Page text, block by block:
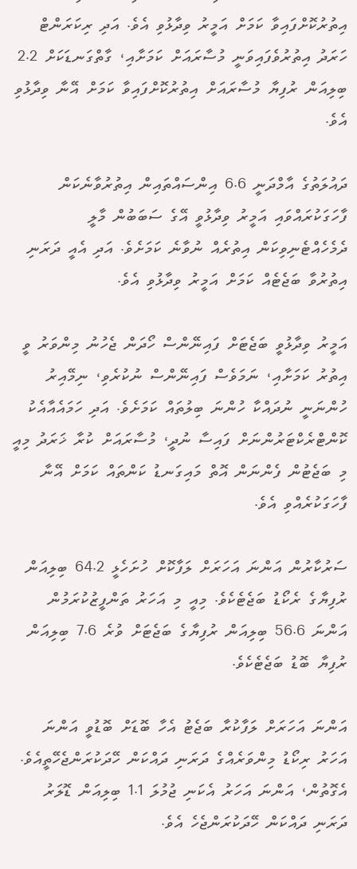
އިތުރުކޮށްފައިވާ ކަމަށް އަމީރު ވިދާޅުވި އެވެ. އަދި ރިކަރަންޓް
ހަރަދު އިތުރުވެފައިވަނީ މުސާރައަށް ކަމަށާއި، ގާތްގަނޑަކަށް 2.2
ބިލިއަން ރުފިޔާ މުސާރައަށް އިތުރުކޮށްފައިވާ ކަމަށް އޭނާ ވިދާޅުވި
އެވެ.
ދައުލަތުގެ އާމްދަނީ 6.6 އިންސައްތައިން އިތުރުވާނެކަން
ފާހަގަކުރައްވައި އަމީރު ވިދާޅުވީ އޭގެ ސަބަބުން މާލީ
ދެމެހެއްޓެނިވިކަން އިތުރެއް ނުވާނެ ކަމަށެވެ. އަދި އެއީ ދަރަނި
އިތުރުވާ ބަޖެޓެއް ކަމަށް އަމީރު ވިދާޅުވި އެވެ.
އަމީރު ވިދާޅުވީ ބަޖެޓަށް ފައިނޭންސް ހޯދަން ޖެހުނު މިންވަރު ވީ
އިތުރު ކަމަށާއި، ނަމަވެސް ފައިނޭންސް ނުކުރެވި، ނިމޭއިރު
ހުންނަނީ ނުދައްކާ ހުންނަ ބިލުތައް ކަމަށެވެ. އަދި ހަމައެއާއެކު
ކޮންޓްރެކްޓަރުންނަށް ފައިސާ ނުދީ، މުސާރައަށް ކުރާ ޚަރަދު މިއީ
މި ބަޖެޓުން ފެންނަން އޮތް މައިގަނޑު ކަންތައް ކަމަށް އޭނާ
ފާހަގަކުރެއްވި އެވެ.
ސަރުކާރުން އަންނަ އަހަރަށް ލަފާކޮށް ހުށަހެޅީ 64.2 ބިލިއަން
ރުފިޔާގެ ރެކޯޑު ބަޖެޓެކެވެ. މިއީ މި އަހަރު ތަންފީޒުކުރަމުން
އަންނަ 56.6 ބިލިއަން ރުފިޔާގެ ބަޖެޓަށް ވުރެ 7.6 ބިލިއަން
ރުފިޔާ ބޮޑު ބަޖެޓެކެވެ.
އަންނަ އަހަރަށް ލަފާކުރާ ބަޖެޓު އެހާ ބޮޑަށް ބޮޑުވީ އަންނަ
އަހަރު ރިކޯޑު މިންވަރެއްގެ ދަރަނި ދައްކަން ހޭދަކުރަންޖެހޭތީއެވެ.
އެގޮތުން، އަންނަ އަހަރު އެކަނި ޖުމުލަ 1.1 ބިލިއަން ޑޮލަރު
ދަރަނި ދައްކަން ހޭދަކުރަންޖެހެ އެވެ.